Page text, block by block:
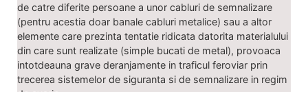
de catre diferite persoane a unor cabluri de semnalizare
(pentru acestia doar banale cabluri metalice) sau a altor
elemente care prezinta tentatie ridicata datorita materialului
din care sunt realizate (simple bucati de metal), provoaca
intotdeauna grave deranjamente in traficul feroviar prin
trecerea sistemelor de siguranta si de semnalizare in regim